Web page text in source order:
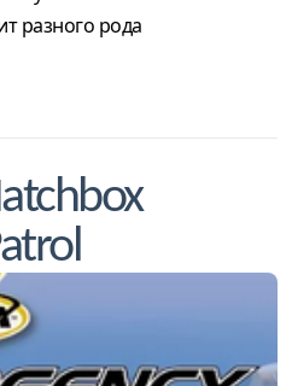
разного рода